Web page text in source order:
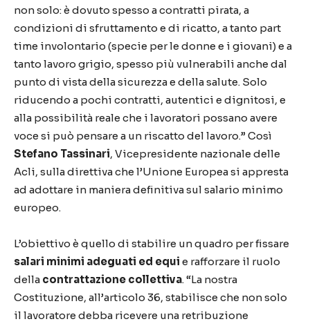
non solo: è dovuto spesso a contratti pirata, a
condizioni di sfruttamento e di ricatto, a tanto part
time involontario (specie per le donne e i giovani) e a
tanto lavoro grigio, spesso più vulnerabili anche dal
punto di vista della sicurezza e della salute. Solo
riducendo a pochi contratti, autentici e dignitosi, e
alla possibilità reale che i lavoratori possano avere
voce si può pensare a un riscatto del lavoro.” Così
Stefano Tassinari, Vicepresidente nazionale delle
Acli, sulla direttiva che l’Unione Europea si appresta
ad adottare in maniera definitiva sul salario minimo
europeo.
L’obiettivo è quello di stabilire un quadro per fissare
salari minimi adeguati ed equi e rafforzare il ruolo
della contrattazione collettiva. “La nostra
Costituzione, all’articolo 36, stabilisce che non solo
il lavoratore debba ricevere una retribuzione